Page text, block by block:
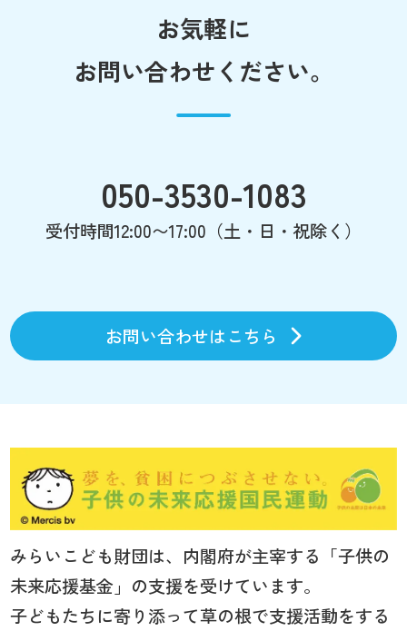
お気軽に
お問い合わせください。
050-3530-1083
受付時間12:00〜17:00（土・日・祝除く）
お問い合わせはこちら
みらいこども財団は、内閣府が主宰する「子供の
未来応援基金」の支援を受けています。
子どもたちに寄り添って草の根で支援活動をする